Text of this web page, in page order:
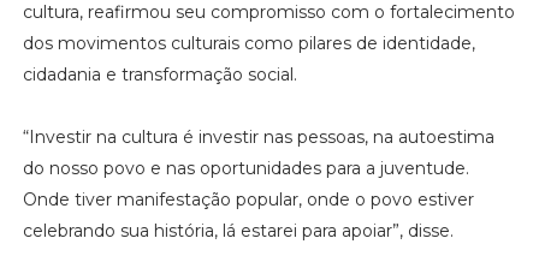
cultura, reafirmou seu compromisso com o fortalecimento
dos movimentos culturais como pilares de identidade,
cidadania e transformação social.
“Investir na cultura é investir nas pessoas, na autoestima
do nosso povo e nas oportunidades para a juventude.
Onde tiver manifestação popular, onde o povo estiver
celebrando sua história, lá estarei para apoiar”, disse.